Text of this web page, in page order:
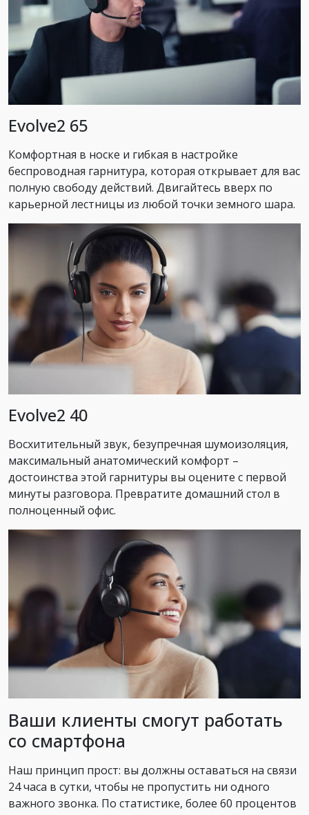
Evolve2 65
Комфортная в носке и гибкая в настройке
беспроводная гарнитура, которая открывает для вас
полную свободу действий. Двигайтесь вверх по
карьерной лестницы из любой точки земного шара.
Evolve2 40
Восхитительный звук, безупречная шумоизоляция,
максимальный анатомический комфорт –
достоинства этой гарнитуры вы оцените с первой
минуты разговора. Превратите домашний стол в
полноценный офис.
Ваши клиенты смогут работать
со смартфона
Наш принцип прост: вы должны оставаться на связи
24 часа в сутки, чтобы не пропустить ни одного
важного звонка. По статистике, более 60 процентов